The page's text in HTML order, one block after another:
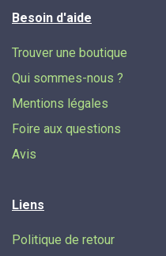
Besoin d'aide
Trouver une boutique
Qui sommes-nous ?
Mentions légales
Foire aux questions
Avis
Liens
Politique de retour